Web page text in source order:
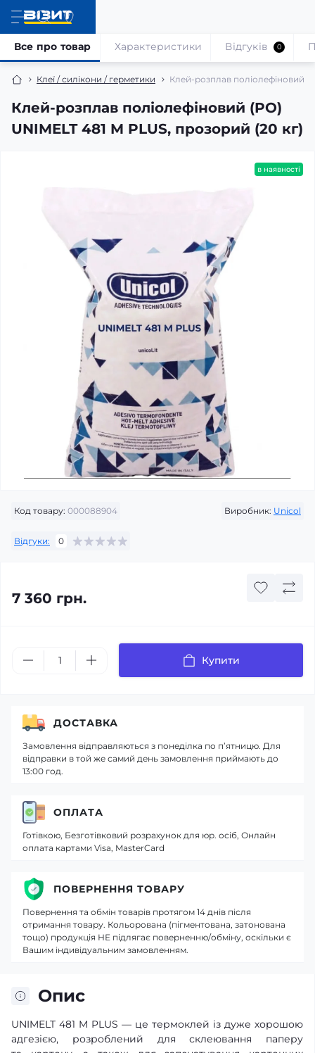
Клеї / силікони / герметики Клей-розплав поліолефіновий
Клей-розплав поліолефіновий (PO)
UNIMELT 481 M PLUS, прозорий (20 кг)
Все про товар Характеристики Відгуків 0
в наявності
Код товару: 000088904 Виробник: Unicol
Відгуки: 0
7 360 грн.
Купити
Опис
UNIMELT 481 M PLUS — це термоклей із дуже хорошою
адгезією, розроблений для склеювання паперу
ДОСТАВКА
Замовлення відправляються з понеділка по п’ятницю. Для
відправки в той же самий день замовлення приймають до
13:00 год.
ОПЛАТА
Готівкою, Безготівковий розрахунок для юр. осіб, Онлайн
оплата картами Visa, MasterCard
ПОВЕРНЕННЯ ТОВАРУ
Повернення та обмін товарів протягом 14 днів після
отримання товару. Кольорована (пігментована, затонована
тощо) продукція НЕ підлягає поверненню/обміну, оскільки є
Вашим індивідуальним замовленням.